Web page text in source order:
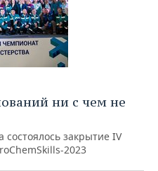
ни с чем не
закрытие IV
2023